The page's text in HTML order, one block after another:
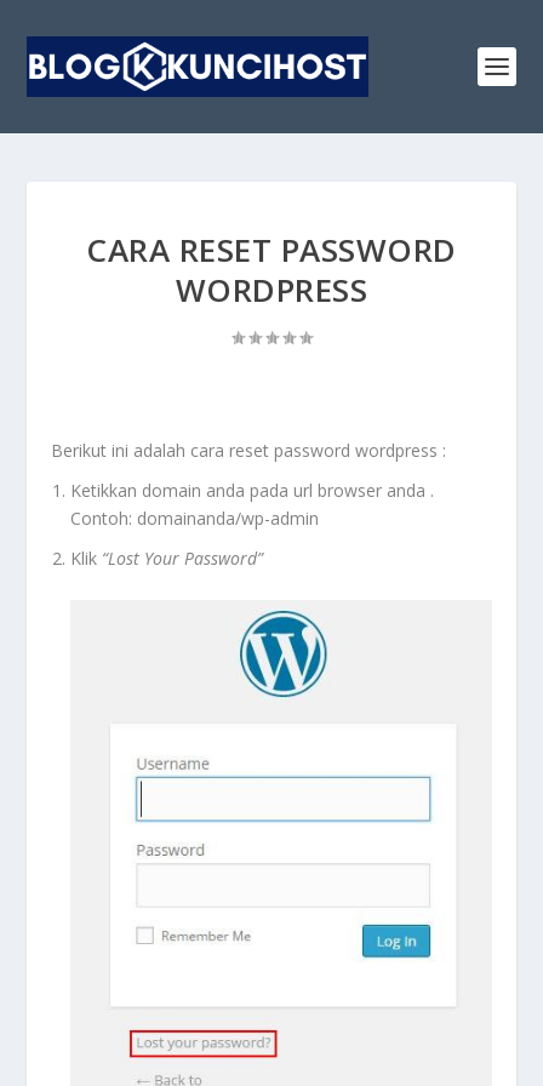
CARA RESET PASSWORD
WORDPRESS
Berikut ini adalah cara reset password wordpress :
Ketikkan domain anda pada url browser anda .
Contoh: domainanda/wp-admin
Klik “Lost Your Password”